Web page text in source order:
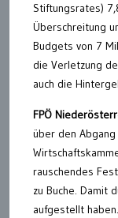
Stiftungsrates)
Überschreitung
Budgets von 7
die Verletzung
auch die
FPÖ
über den Abgang
rauschendes
zu Buche. Damit
aufgestellt